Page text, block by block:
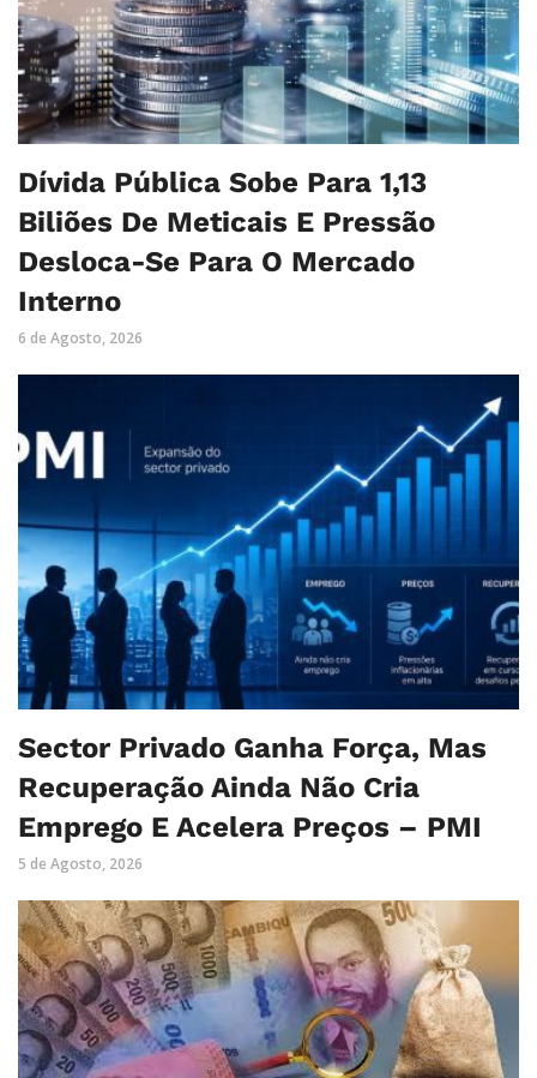
Dívida Pública Sobe Para 1,13
Biliões De Meticais E Pressão
Desloca-Se Para O Mercado
Interno
6 de Agosto, 2026
Sector Privado Ganha Força, Mas
Recuperação Ainda Não Cria
Emprego E Acelera Preços – PMI
5 de Agosto, 2026